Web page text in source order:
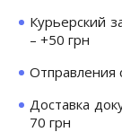
Курьерский
– +50 грн
Отправления
Доставка
70 грн